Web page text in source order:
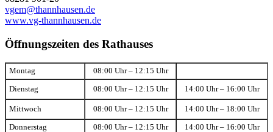
vgem@thannhausen.de
www.vg-thannhausen.de
Öffnungszeiten des Rathauses
Montag 08:00 Uhr – 12:15 Uhr
Dienstag 08:00 Uhr – 12:15 Uhr 14:00 Uhr – 16:00 Uhr
Mittwoch 08:00 Uhr – 12:15 Uhr 14:00 Uhr – 18:00 Uhr
Donnerstag 08:00 Uhr – 12:15 Uhr 14:00 Uhr – 16:00 Uhr